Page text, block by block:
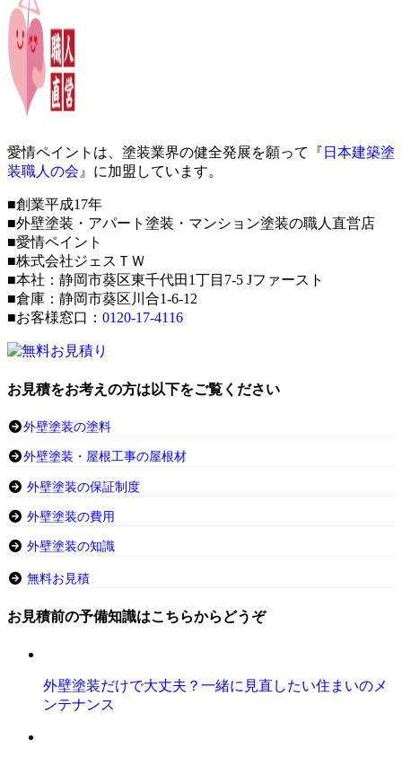
愛情ペイントは、塗装業界の健全発展を願って『 日本建築塗
装職人の会 』に加盟しています。
■創業平成17年
■外壁塗装・アパート塗装・マンション塗装の職人直営店
■愛情ペイント
■株式会社ジェスＴＷ
■本社：静岡市葵区東千代田1丁目7-5 Jファースト
■倉庫：静岡市葵区川合1-6-12
■お客様窓口： 0120-17-4116
お見積をお考えの方は以下をご覧ください
外壁塗装の塗料
外壁塗装・屋根工事の屋根材
外壁塗装の保証制度
外壁塗装の費用
外壁塗装の知識
無料お見積
お見積前の予備知識はこちらからどうぞ
外壁塗装だけで大丈夫？一緒に見直したい住まいのメ
ンテナンス